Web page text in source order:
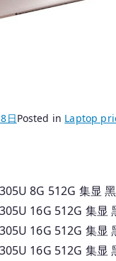
日Posted in Laptop
8G 512G 集
16G 512G
16G 512G 集
16G 512G 集